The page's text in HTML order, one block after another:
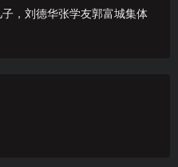
，刘德华张学友郭富城集体